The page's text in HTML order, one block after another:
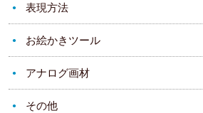
表現方法
お絵かきツール
アナログ画材
その他